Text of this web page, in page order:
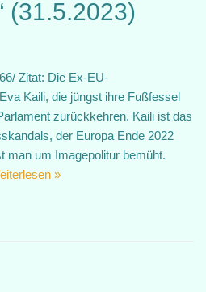
(31.5.2023)
Zitat: Die Ex-EU-
Kaili, die jüngst ihre Fußfessel
zurückkehren. Kaili ist das
der Europa Ende 2022
man um Imagepolitur bemüht.
»